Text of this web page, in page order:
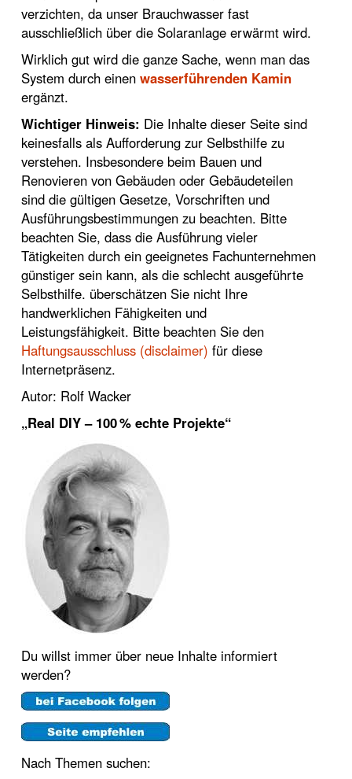
verzichten, da unser Brauchwasser fast
ausschließlich über die Solaranlage erwärmt wird.
Wirklich gut wird die ganze Sache, wenn man das
System durch einen wasserführenden Kamin
ergänzt.
Wichtiger Hinweis: Die Inhalte dieser Seite sind
keinesfalls als Aufforderung zur Selbsthilfe zu
verstehen. Insbesondere beim Bauen und
Renovieren von Gebäuden oder Gebäudeteilen
sind die gültigen Gesetze, Vorschriften und
Ausführungsbestimmungen zu beachten. Bitte
beachten Sie, dass die Ausführung vieler
Tätigkeiten durch ein geeignetes Fachunternehmen
günstiger sein kann, als die schlecht ausgeführte
Selbsthilfe. überschätzen Sie nicht Ihre
handwerklichen Fähigkeiten und
Leistungsfähigkeit. Bitte beachten Sie den
Haftungsausschluss (disclaimer) für diese
Internetpräsenz.
Autor: Rolf Wacker
„Real DIY – 100 % echte Projekte“
Du willst immer über neue Inhalte informiert
werden?
Nach Themen suchen: